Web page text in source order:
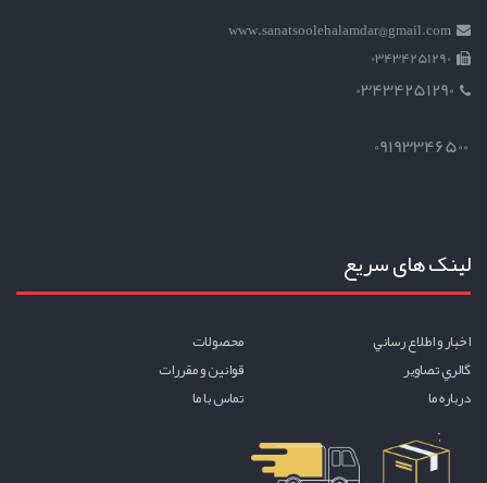
www.sanatsoolehalamdar@gmail.com
03434251290
03434251290
09193346500
لینک های سریع
اخبار و اطلاع رساني
محصولات
گالري تصاوير
قوانين و مقررات
درباره ما
تماس با ما